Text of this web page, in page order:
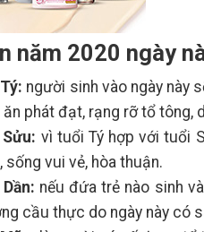
năm 2020 ngày
người sinh vào ngày này
phát đạt, rạng rỡ tổ tông,
vì tuổi Tý hợp với tuổi
sống vui vẻ, hòa thuận.
nếu đứa trẻ nào sinh
cầu thực do ngày này có